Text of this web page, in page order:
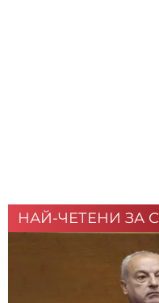
НАЙ-ЧЕТЕНИ ЗА